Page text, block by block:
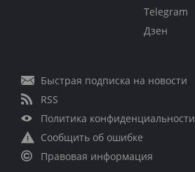
Telegram
Дзен
Быстрая подписка на новости
RSS
Политика конфиденциальности
Сообщить об ошибке
Правовая информация